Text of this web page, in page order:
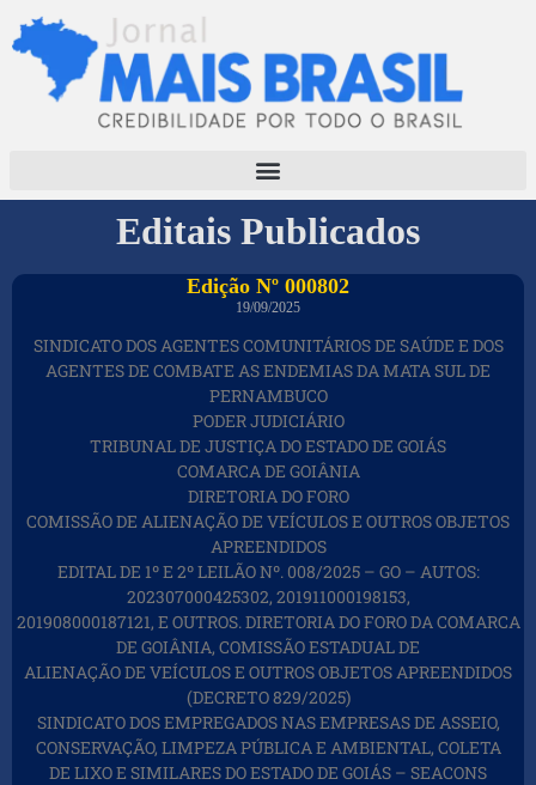
Editais Publicados
Edição Nº 000802
19/09/2025
SINDICATO DOS AGENTES COMUNITÁRIOS DE SAÚDE E DOS
AGENTES DE COMBATE AS ENDEMIAS DA MATA SUL DE
PERNAMBUCO
PODER JUDICIÁRIO
TRIBUNAL DE JUSTIÇA DO ESTADO DE GOIÁS
COMARCA DE GOIÂNIA
DIRETORIA DO FORO
COMISSÃO DE ALIENAÇÃO DE VEÍCULOS E OUTROS OBJETOS
APREENDIDOS
EDITAL DE 1º E 2º LEILÃO Nº. 008/2025 – GO – AUTOS:
202307000425302, 201911000198153,
201908000187121, E OUTROS. DIRETORIA DO FORO DA COMARCA
DE GOIÂNIA, COMISSÃO ESTADUAL DE
ALIENAÇÃO DE VEÍCULOS E OUTROS OBJETOS APREENDIDOS
(DECRETO 829/2025)
SINDICATO DOS EMPREGADOS NAS EMPRESAS DE ASSEIO,
CONSERVAÇÃO, LIMPEZA PÚBLICA E AMBIENTAL, COLETA
DE LIXO E SIMILARES DO ESTADO DE GOIÁS – SEACONS